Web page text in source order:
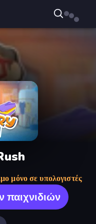
μόνο σε υπολογιστές
παιχνιδιών